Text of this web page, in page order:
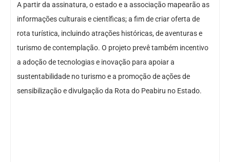
A partir da assinatura, o estado e a associação mapearão as
informações culturais e científicas; a fim de criar oferta de
rota turística, incluindo atrações históricas, de aventuras e
turismo de contemplação. O projeto prevê também incentivo
a adoção de tecnologias e inovação para apoiar a
sustentabilidade no turismo e a promoção de ações de
sensibilização e divulgação da Rota do Peabiru no Estado.